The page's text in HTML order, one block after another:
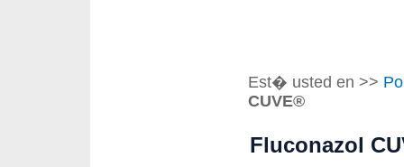
Est� usted en >>
CUVE®
Fluconazol